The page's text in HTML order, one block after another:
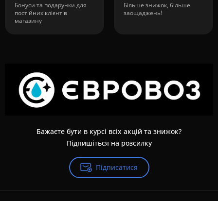
Бонуси та подарунки для
постійних клієнтів
магазину
Більше знижок, більше
заощаджень!
Бажаєте бути в курсі всіх акцій та знижок?
Підпишіться на розсилку
Підписатися